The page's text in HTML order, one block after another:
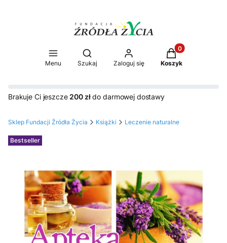
Menu
Otwórz wyszukiwarkę
Szukaj Zaloguj się
Produkty w
Koszyk
Brakuje Ci jeszcze 200 złdo darmowej dostawy
Sklep Fundacji Źródła Życia Książki Leczenie naturalne
Etykiety
Bestseller